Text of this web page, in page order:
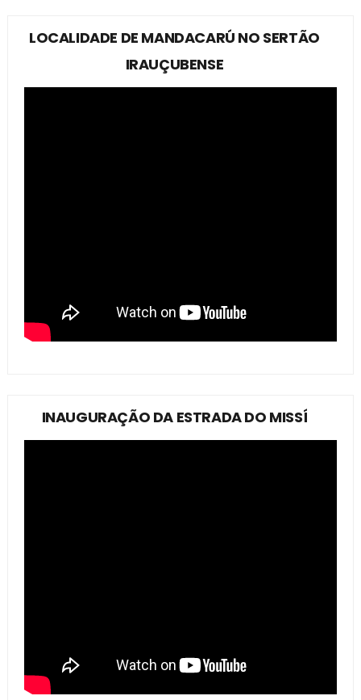
LOCALIDADE DE MANDACARÚ NO SERTÃO
IRAUÇUBENSE
INAUGURAÇÃO DA ESTRADA DO MISSÍ